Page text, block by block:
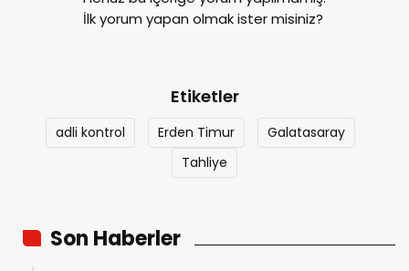
İlk yorum yapan olmak ister misiniz?
Etiketler
adli kontrol Erden Timur
Galatasaray
Tahliye
Son Haberler